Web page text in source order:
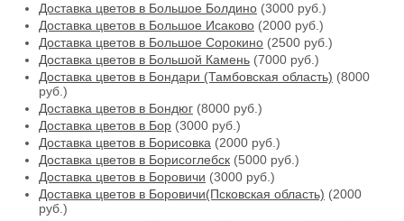
Доставка цветов в Большое Болдино (3000 руб.)
Доставка цветов в Большое Исаково (2000 руб.)
Доставка цветов в Большое Сорокино (2500 руб.)
Доставка цветов в Большой Камень (7000 руб.)
Доставка цветов в Бондари (Тамбовская область) (8000
руб.)
Доставка цветов в Бондюг (8000 руб.)
Доставка цветов в Бор (3000 руб.)
Доставка цветов в Борисовка (2000 руб.)
Доставка цветов в Борисоглебск (5000 руб.)
Доставка цветов в Боровичи (3000 руб.)
Доставка цветов в Боровичи(Псковская область) (2000
руб.)